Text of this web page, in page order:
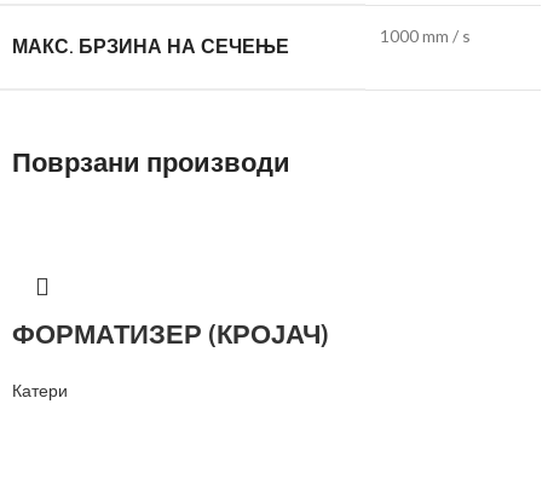
МАКС. БРЗИНА НА СЕЧЕЊЕ 1000 mm / s
Поврзани производи
ФОРМАТИЗЕР (КРОЈАЧ)
Катери